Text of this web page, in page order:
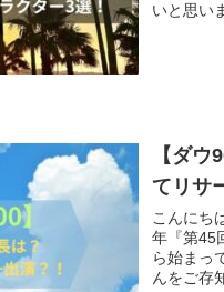
【ダ
てリサ
こんにち
年『第45
ら始まっ